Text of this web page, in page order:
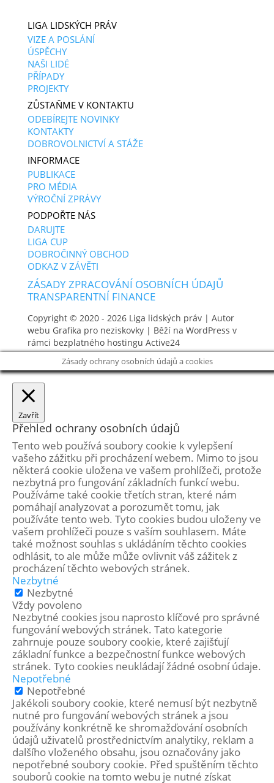
LIGA LIDSKÝCH PRÁV
VIZE A POSLÁNÍ
ÚSPĚCHY
NAŠI LIDÉ
PŘÍPADY
PROJEKTY
ZŮSTAŇME V KONTAKTU
ODEBÍREJTE NOVINKY
KONTAKTY
DOBROVOLNICTVÍ A STÁŽE
INFORMACE
PUBLIKACE
PRO MÉDIA
VÝROČNÍ ZPRÁVY
PODPOŘTE NÁS
DARUJTE
LIGA CUP
DOBROČINNÝ OBCHOD
ODKAZ V ZÁVĚTI
ZÁSADY ZPRACOVÁNÍ OSOBNÍCH ÚDAJŮ
TRANSPARENTNÍ FINANCE
Copyright © 2020 - 2026 Liga lidských práv| Autor
webu Grafika pro neziskovky| Běží na WordPress v
rámci bezplatného hostingu Active24
Zásady ochrany osobních údajů a cookies
Zavřít
Přehled ochrany osobních údajů
Tento web používá soubory cookie k vylepšení
vašeho zážitku při procházení webem. Mimo to jsou
některá cookie uložena ve vašem prohlížeči, protože
nezbytná pro fungování základních funkcí webu.
Používáme také cookie třetích stran, které nám
pomáhají analyzovat a porozumět tomu, jak
používáte tento web. Tyto cookies budou uloženy ve
vašem prohlížeči pouze s vaším souhlasem. Máte
také možnost souhlas s ukládáním těchto cookies
odhlásit, to ale může může ovlivnit váš zážitek z
procházení těchto webových stránek.
Nezbytné
Nezbytné
Vždy povoleno
Nezbytné cookies jsou naprosto klíčové pro správné
fungování webových stránek. Tato kategorie
zahrnuje pouze soubory cookie, které zajišťují
základní funkce a bezpečnostní funkce webových
stránek. Tyto cookies neukládají žádné osobní údaje.
Nepotřebné
Nepotřebné
Jakékoli soubory cookie, které nemusí být nezbytně
nutné pro fungování webových stránek a jsou
používány konkrétně ke shromažďování osobních
údajů uživatelů prostřednictvím analytiky, reklam a
dalšího vloženého obsahu, jsou označovány jako
nepotřebné soubory cookie. Před spuštěním těchto
souborů cookie na tomto webu je nutné získat